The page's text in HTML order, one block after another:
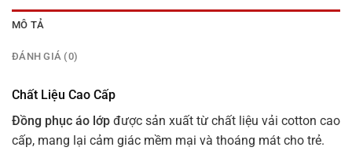
MÔ TẢ
ĐÁNH GIÁ (0)
Chất Liệu Cao Cấp
Đồng phục áo lớp được sản xuất từ chất liệu vải cotton cao
cấp, mang lại cảm giác mềm mại và thoáng mát cho trẻ.